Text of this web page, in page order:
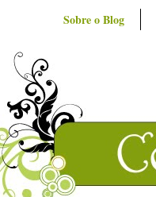
Sobre o Blog